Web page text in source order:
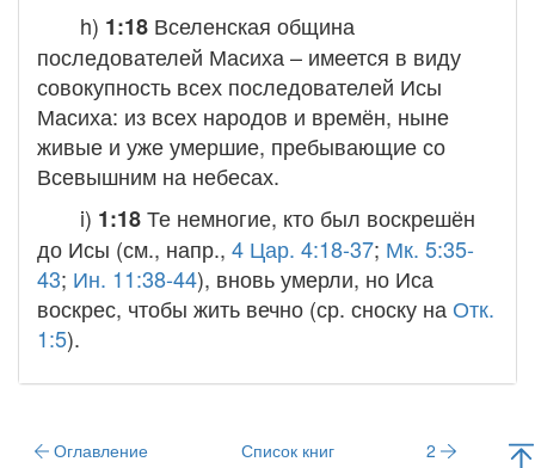
h) 1:18 Вселенская община
последователей Масиха – имеется в виду
совокупность всех последователей Исы
Масиха: из всех народов и времён, ныне
живые и уже умершие, пребывающие со
Всевышним на небесах.
i) 1:18Те немногие, кто был воскрешён
до Исы (см., напр., 4 Цар. 4:18-37; Мк. 5:35-
43; Ин. 11:38-44), вновь умерли, но Иса
воскрес, чтобы жить вечно (ср. сноску на Отк.
1:5).
Оглавление Список книг 2